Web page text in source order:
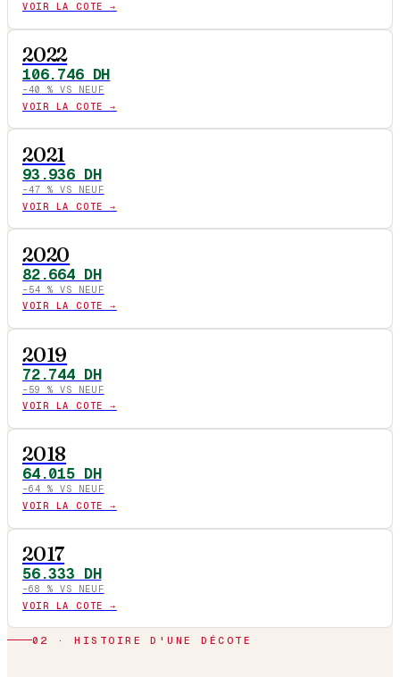
VOIR LA COTE →
2022
106.746DH
−40
% VS NEUF
VOIR LA COTE →
2021
93.936 DH
−47 % VS NEUF
VOIR LA COTE →
2020
82.664 DH
−54 % VS NEUF
VOIR LA COTE →
2019
72.744 DH
−59
% VS NEUF
VOIR LA COTE →
2018
64.015 DH
−64 % VS NEUF
VOIR LA COTE →
2017
56.333 DH
−68
% VS NEUF
VOIR LA COTE →
02 · HISTOIRE D'UNE DÉCOTE